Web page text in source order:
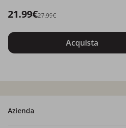
21.99€27.99€
Acquista
Azienda